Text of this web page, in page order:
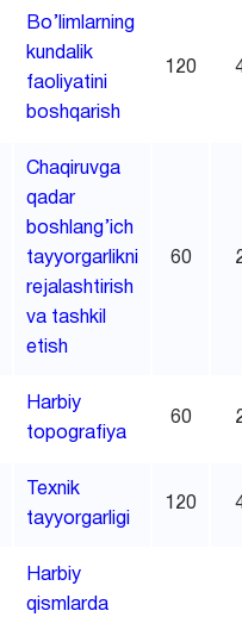
Bo’limlarning
kundalik
faoliyatini
boshqarish
120
Chaqiruvga
qadar
boshlang’ich
tayyorgarlikni
rejalashtirish
va tashkil
etish
60
Harbiy
topografiya
60
Texnik
tayyorgarligi
120
Harbiy
qismlarda